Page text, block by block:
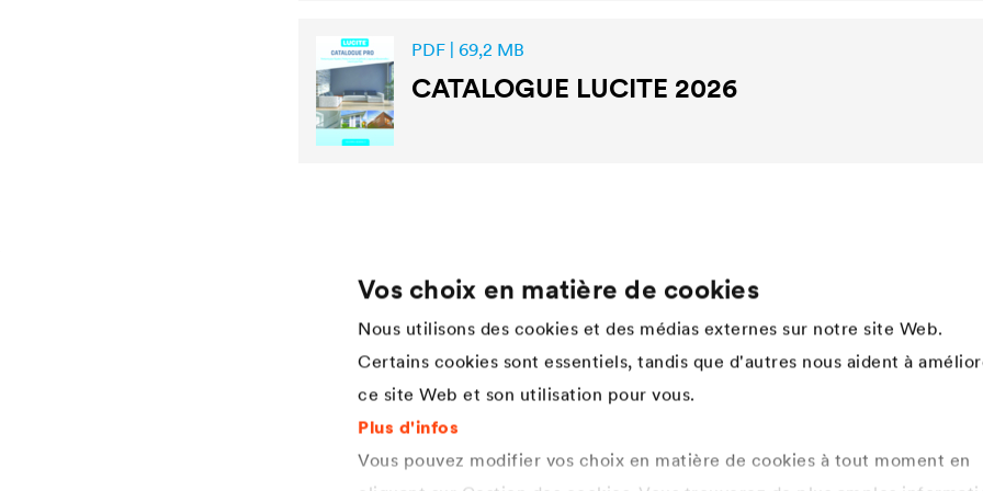
Vos choix en matière de cookies
Nous utilisons des cookies et des médias externes sur notre site Web.
Certains cookies sont essentiels, tandis que d'autres nous aident à
ce site Web et son utilisation pour vous.
Plus d'infos
Vous pouvez modifier vos choix en matière de cookies à tout moment en
PDF | 69,2 MB
CATALOGUE LUCITE 2026
Réferences
Applicateur Industrial Coatings
Specification Industrial Coatings
Innovation
Valeurs